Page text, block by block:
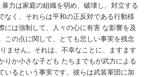
力は家庭の組織を弱め、破壊し、対立する
なく、それらは平和の正反対である行動様
には強制して、人々の心に有害 な影響を及
この点に関して、とても悲しい事実を残念
ません。それは、不幸なことに、ますます
りか小さな子ども たちまでもが武力による
いるという事実です。彼らは武装軍団に加